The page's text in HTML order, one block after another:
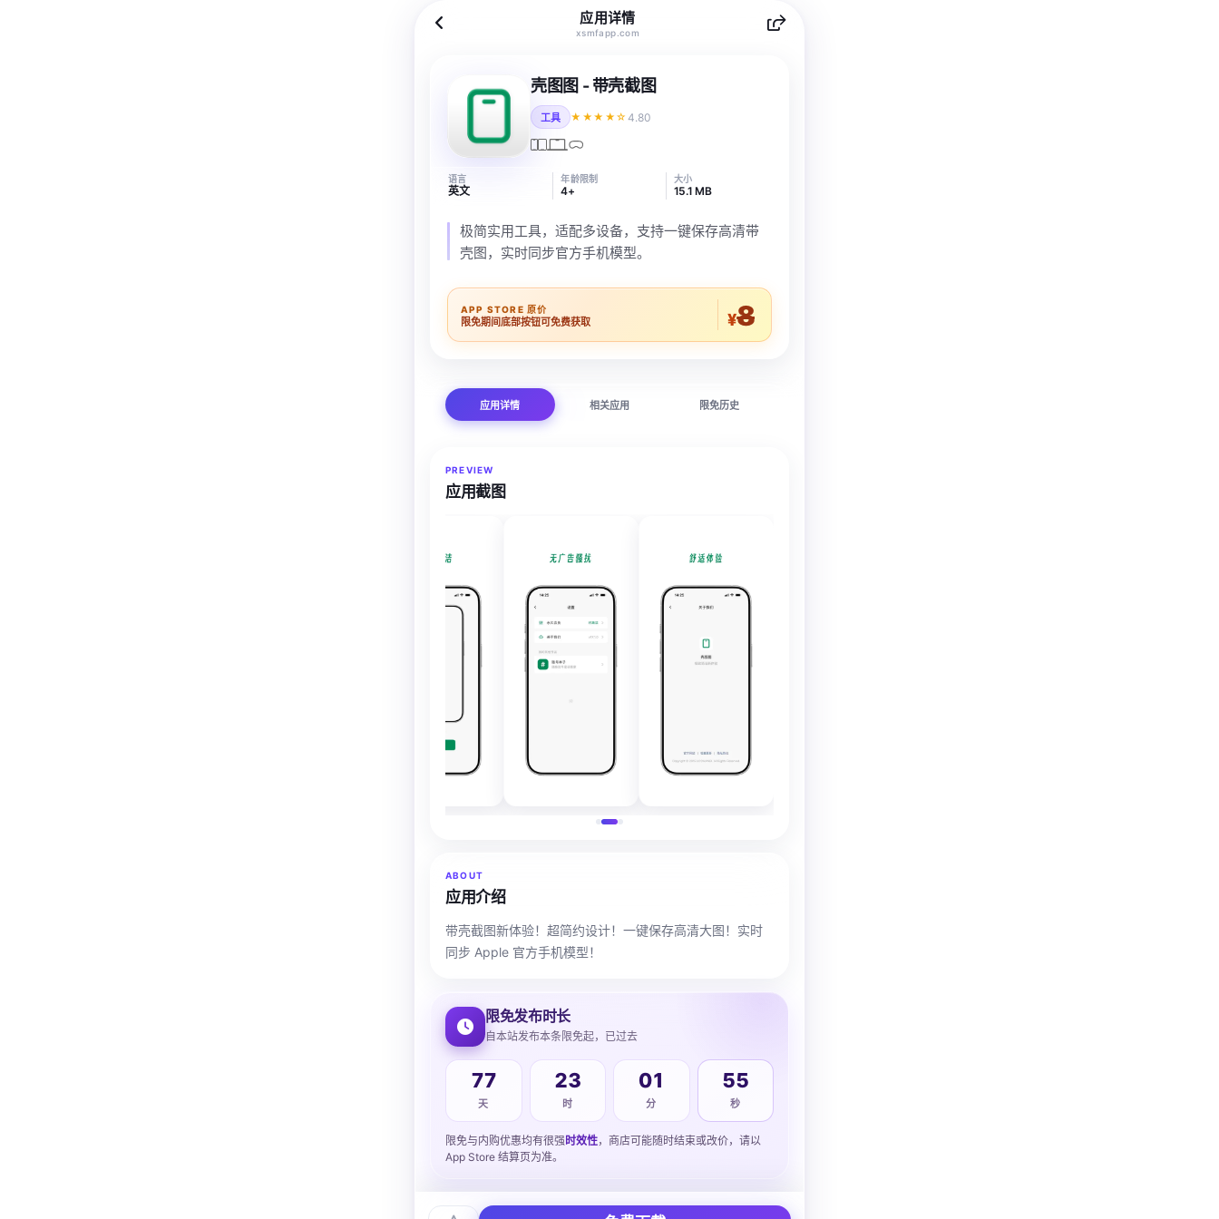
应用详情
xsmfapp.com
壳图图 - 带壳截图
工具 ★★★★☆ 4.80
语言
英文
年龄限制
4+
大小
15.1 MB
极简实用工具，适配多设备，支持一键保存高清带
壳图，实时同步官方手机模型。
APP STORE 原价
限免期间底部按钮可免费获取 ¥8
应用详情 相关应用 限免历史
PREVIEW
应用截图
ABOUT
应用介绍
带壳截图新体验！超简约设计！一键保存高清大图！实时
同步 Apple 官方手机模型！
限免发布时长
自本站发布本条限免起，已过去
77
天
23
时
01
分
56
秒
限免与内购优惠均有很强时效性，商店可能随时结束或改价，请以
App Store 结算页为准。